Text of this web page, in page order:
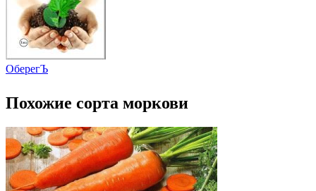
ОберегЪ
Похожие сорта моркови